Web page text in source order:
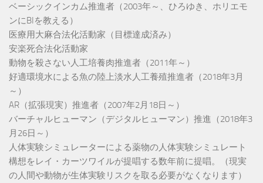
ベーシックインカム推進者（2003年～、ひろゆき、ホリエモ
ンにBIを教える）
医療用大麻合法化活動家（目標達成済み）
安楽死合法化活動家
動物を殺さない人工培養肉推進者（2011年～）
好適環境水による魚の陸上淡水人工養殖推進者（2018年3月
～）
AR（拡張現実）推進者（2007年2月18日～）
バーチャルヒューマン（デジタルヒューマン）推進（2018年3
月26日～）
人体実験シミュレーターによる薬物の人体実験シミュレート
構想をレイ・カーツワイルが提唱する数年前に提唱。（現実
の人間や動物が生体実験リスクを取る必要がなくなります）